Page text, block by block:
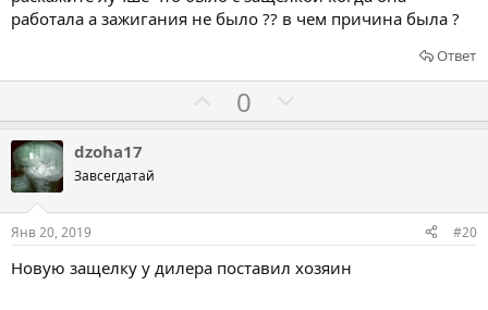
и
работала а зажигания не было ?? в чем причина была ?
Ответ
о
с
в
а
0
о
с
в
а
dzoha17
Завсегдатай
Янв 20, 2019 #20
Новую защелку у дилера поставил хозяин